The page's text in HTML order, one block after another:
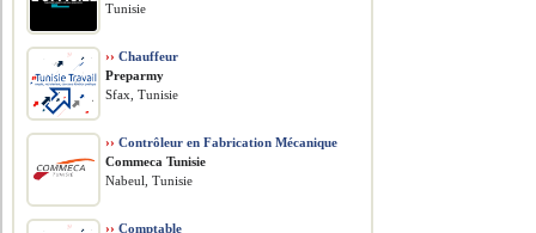
Tunisie
›› Chauffeur
Preparmy
Sfax, Tunisie
›› Contrôleur en Fabrication Mécanique
Commeca Tunisie
Nabeul, Tunisie
›› Comptable